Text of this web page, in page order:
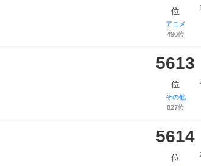
位
アニメ
490位
5613
位
その他
827位
5614
位